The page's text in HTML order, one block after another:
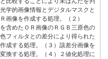
学的画像情報とデジタルマスクと
画像を作成する処理。（２）
含めたＯＲ画像のＲＧＢ三原色の
フィルタとの差分により得られた
成する処理。（３）該差分画像を
換する処理。（４）２値化処理に